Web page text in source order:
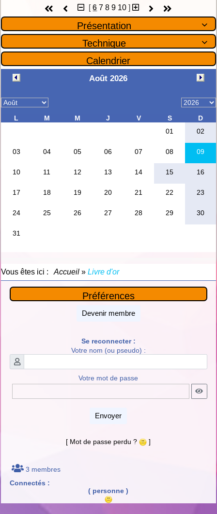
[6 7 8 9 10 ]

Présentation

Technique
Calendrier
Vous êtes ici : Accueil»Livre d'or
Préférences
Devenir membre
Se reconnecter :
Votre nom (ou pseudo) :
Votre mot de passe
Envoyer
[ Mot de passe perdu ? ]
3 membres
Connectés :
( personne )